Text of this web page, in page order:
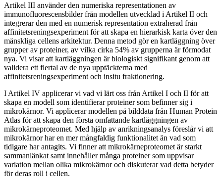
Artikel III använder den numeriska representationen av
immunofluorescensbilder från modellen utvecklad i Artikel II och
integrerar den med en numerisk representation extraherad från
affinitetsreningsexperiment för att skapa en hierarkisk karta över den
mänskliga cellens arkitektur. Denna metod gör en kartläggning över
grupper av proteiner, av vilka cirka 54% av grupperna är förmodat
nya. Vi visar att kartläggningen är biologiskt signifikant genom att
validera ett flertal av de nya upptäckterna med
affinitetsreningsexperiment och insitu fraktionering.
I Artikel IV applicerar vi vad vi lärt oss från Artikel I och II för att
skapa en modell som identifierar proteiner som befinner sig i
mikrokärnor. Vi applicerar modellen på bilddata från Human Protein
Atlas för att skapa den första omfattande kartläggningen av
mikrokärneproteomet. Med hjälp av anrikningsanalys föreslår vi att
mikrokärnor har en mer mångfaldig funktionalitet än vad som
tidigare har antagits. Vi finner att mikrokärneproteomet är starkt
sammanlänkat samt innehåller många proteiner som uppvisar
variation mellan olika mikrokärnor och diskuterar vad detta betyder
för deras roll i cellen.